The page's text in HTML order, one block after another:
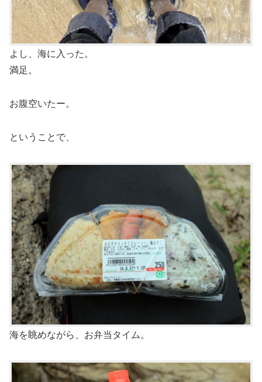
よし、海に入った。
満足。
お腹空いたー。
ということで、
海を眺めながら、お弁当タイム。